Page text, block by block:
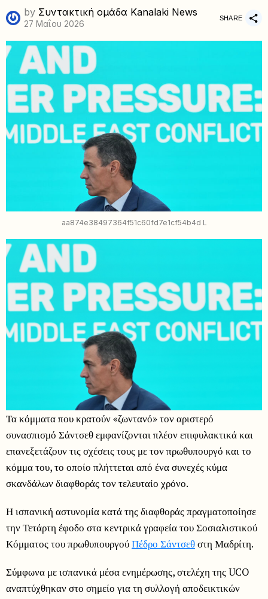
by Συντακτική ομάδα Kanalaki News
27 Μαΐου 2026
SHARE
aa874e38497364f51c60fd7e1cf54b4d L
Τα κόμματα που κρατούν «ζωντανό» τον αριστερό
συνασπισμό Σάντσεθ εμφανίζονται πλέον επιφυλακτικά και
επανεξετάζουν τις σχέσεις τους με τον πρωθυπουργό και το
κόμμα του, το οποίο πλήττεται από ένα συνεχές κύμα
σκανδάλων διαφθοράς τον τελευταίο χρόνο.
Η ισπανική αστυνομία κατά της διαφθοράς πραγματοποίησε
την Τετάρτη έφοδο στα κεντρικά γραφεία του Σοσιαλιστικού
Κόμματος του πρωθυπουργούΠέδρο Σάντσεθστη Μαδρίτη.
Σύμφωνα με ισπανικά μέσα ενημέρωσης, στελέχη της UCO
αναπτύχθηκαν στο σημείο για τη συλλογή αποδεικτικών